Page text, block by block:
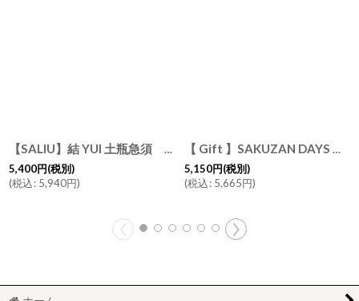
【SALIU】結 YUI 土瓶急須 330ml 美濃焼 磁器 日本製 [3058
5,400円(税別)
(税込: 5,940円)
【 Gift 】SAKUZAN DAYS ストライプ マグカップ 2個セット DAYS ホワイト ブロンズ Stripe Mug cup 日本製 美濃焼 作山窯
5,150円(税別)
(税込: 5,665円)